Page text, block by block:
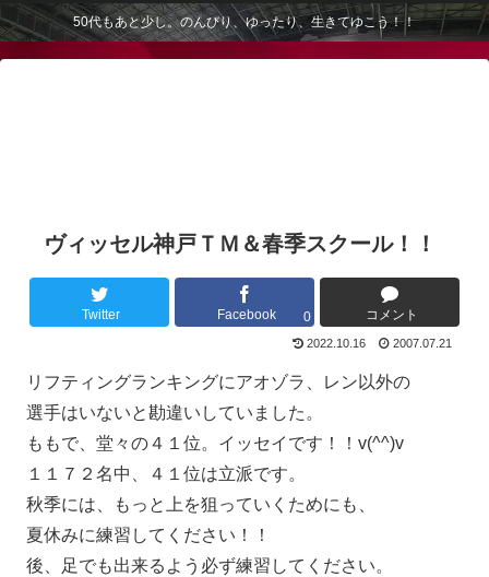
50代もあと少し。のんびり、ゆったり、生きてゆこう！！
ヴィッセル神戸ＴＭ＆春季スクール！！
Twitter Facebook 0 コメント
2022.10.16 2007.07.21
リフティングランキングにアオゾラ、レン以外の
選手はいないと勘違いしていました。
ももで、堂々の４１位。イッセイです！！v(^^)v
１１７２名中、４１位は立派です。
秋季には、もっと上を狙っていくためにも、
夏休みに練習してください！！
後、足でも出来るよう必ず練習してください。